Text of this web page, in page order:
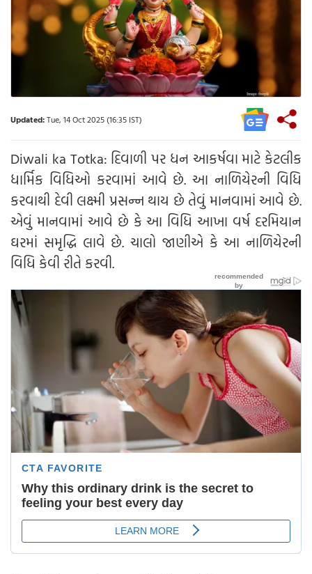
Updated:Tue, 14 Oct 2025 (16:35 IST)
Diwali ka Totka: દિવાળી પર ધન આકર્ષવા માટે કેટલીક
ધાર્મિક વિધિઓ કરવામાં આવે છે. આ નાળિયેરની વિધિ
કરવાથી દેવી લક્ષ્મી પ્રસન્ન થાય છે તેવું માનવામાં આવે છે.
એવું માનવામાં આવે છે કે આ વિધિ આખા વર્ષ દરમિયાન
ઘરમાં સમૃદ્ધિ લાવે છે. ચાલો જાણીએ કે આ નાળિયેરની
વિધિ કેવી રીતે કરવી.